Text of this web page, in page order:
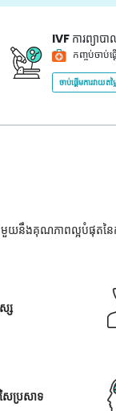
IVF ការព្យាប
កញ្ចប់ចាប់ផ្
ចាប់ផ្តើមការវាយតម្ល
ាមួយនឹងគុណភាពល្អបំផុតន
ស
ៃប្រសាទ